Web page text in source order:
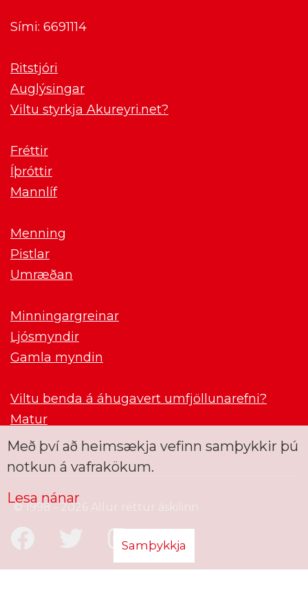
Sími: 6691114
Ritstjóri
Auglýsingar
Viltu styrkja Akureyri.net?
Fréttir
Íþróttir
Mannlíf
Menning
Pistlar
Umræðan
Minningargreinar
Ljósmyndir
Gamla myndin
Viltu benda á áhugavert umfjöllunarefni?
Matur
© 1998 - 2026 Allur réttur áskilinn
Með því að heimsækja vefinn samþykkir þú
notkun á vafrakökum.
Lesa nánar
Samþykkja